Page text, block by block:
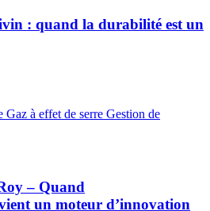
: quand la durabilité est un
Gaz à effet de serre Gestion de
– Quand
un moteur d’innovation